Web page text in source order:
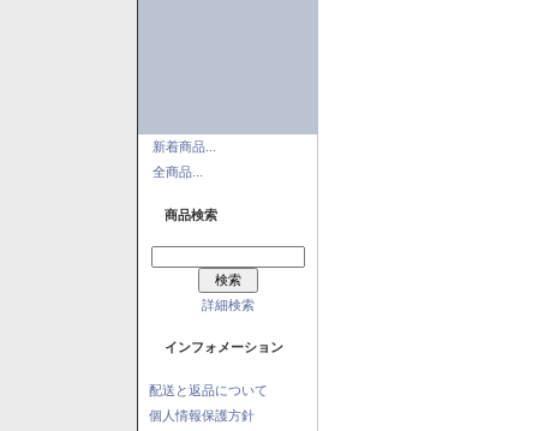
新着商品...
全商品...
商品検索
詳細検索
インフォメーション
配送と返品について
個人情報保護方針